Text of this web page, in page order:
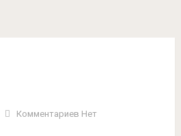
Комментариев Нет